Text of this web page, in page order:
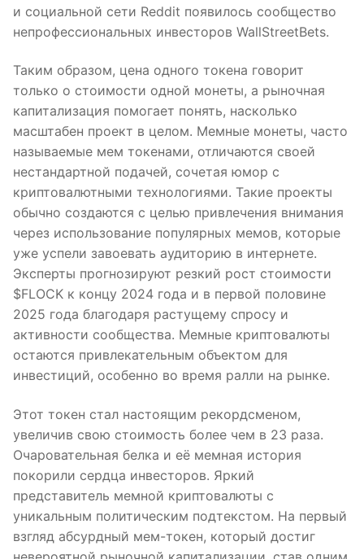
и социальной сети Reddit появилось сообщество
непрофессиональных инвесторов WallStreetBets.
Таким образом, цена одного токена говорит
только о стоимости одной монеты, а рыночная
капитализация помогает понять, насколько
масштабен проект в целом. Мемные монеты, часто
называемые мем токенами, отличаются своей
нестандартной подачей, сочетая юмор с
криптовалютными технологиями. Такие проекты
обычно создаются с целью привлечения внимания
через использование популярных мемов, которые
уже успели завоевать аудиторию в интернете.
Эксперты прогнозируют резкий рост стоимости
$FLOCK к концу 2024 года и в первой половине
2025 года благодаря растущему спросу и
активности сообщества. Мемные криптовалюты
остаются привлекательным объектом для
инвестиций, особенно во время ралли на рынке.
Этот токен стал настоящим рекордсменом,
увеличив свою стоимость более чем в 23 раза.
Очаровательная белка и её мемная история
покорили сердца инвесторов. Яркий
представитель мемной криптовалюты с
уникальным политическим подтекстом. На первый
взгляд абсурдный мем-токен, который достиг